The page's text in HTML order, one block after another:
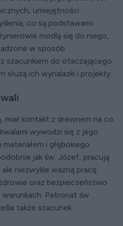
umiejętności
co są podstawami
modlą się do niego,
w sposób
szacunkiem do otaczającego
służą ich wynalazki i projekty.
miał kontakt z drewnem na co
wywodzi się z jego
i głębokiego
jak św. Józef, pracują
niezwykle ważną pracę.
oraz bezpieczeństwo
Patronat św.
także szacunek